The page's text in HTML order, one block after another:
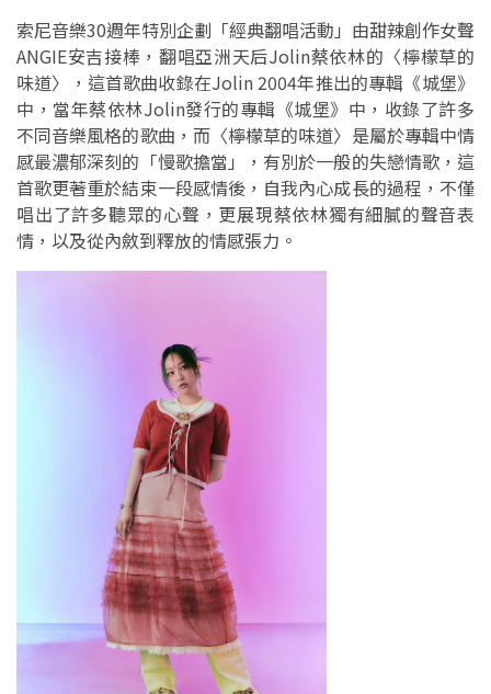
索尼音樂30週年特別企劃「經典翻唱活動」由甜辣創作女聲
ANGIE安吉接棒，翻唱亞洲天后Jolin蔡依林的〈檸檬草的
味道〉，這首歌曲收錄在Jolin 2004年推出的專輯《城堡》
中，當年蔡依林Jolin發行的專輯《城堡》中，收錄了許多
不同音樂風格的歌曲，而〈檸檬草的味道〉是屬於專輯中情
感最濃郁深刻的「慢歌擔當」，有別於一般的失戀情歌，這
首歌更著重於結束一段感情後，自我內心成長的過程，不僅
唱出了許多聽眾的心聲，更展現蔡依林獨有細膩的聲音表
情，以及從內斂到釋放的情感張力。